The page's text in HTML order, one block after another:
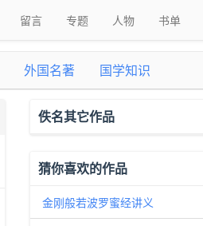
留言 专题 人物 书单
外国名著 国学知识
佚名其它作品
猜你喜欢的作品
金刚般若波罗蜜经讲义